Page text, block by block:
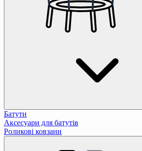
Батути
Аксесуари для батутів
Роликові ковзани